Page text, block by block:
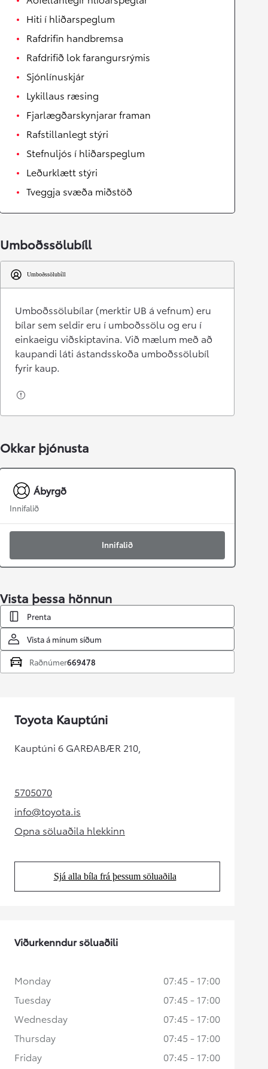
Hiti í hliðarspeglum
Rafdrifin handbremsa
Rafdrifið lok farangursrýmis
Sjónlínuskjár
Lykillaus ræsing
Fjarlægðarskynjarar framan
Rafstillanlegt stýri
Stefnuljós í hliðarspeglum
Leðurklætt stýri
Tveggja svæða miðstöð
Umboðssölubíll
Umboðssölubíll
Umboðssölubílar (merktir UB á vefnum) eru
bílar sem seldir eru í umboðssölu og eru í
einkaeigu viðskiptavina. Við mælum með að
kaupandi láti ástandsskoða umboðssölubíl
fyrir kaup.
Okkar þjónusta
Ábyrgð
Innifalið
Innifalið
Vista þessa hönnun
Prenta
Vista á mínum síðum
Raðnúmer669478
Toyota Kauptúni
Kauptúni 6 GARÐABÆR 210,
5705070(Opens in new tab)
info@toyota.is(Opens in new tab)
Opna söluaðila hlekkinn
(Opens in new tab)
Sjá alla bíla frá þessum söluaðila
(Opens in new tab)
Viðurkenndur söluaðili
Monday
07:45 - 17:00
Tuesday
07:45 - 17:00
Wednesday
07:45 - 17:00
Thursday
07:45 - 17:00
Friday
07:45 - 17:00